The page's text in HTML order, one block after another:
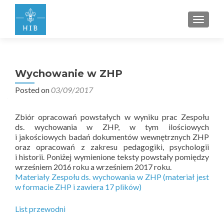
Wychowanie w ZHP
Posted on03/09/2017
Zbiór opracowań powstałych w wyniku prac Zespołu
ds. wychowania w ZHP, w tym ilościowych
i jakościowych badań dokumentów wewnętrznych ZHP
oraz opracowań z zakresu pedagogiki, psychologii
i historii. Poniżej wymienione teksty powstały pomiędzy
wrześniem 2016 roku a wrześniem 2017 roku.
Materiały Zespołu ds. wychowania w ZHP (materiał jest
w formacie ZHP i zawiera 17 plików)
List przewodni